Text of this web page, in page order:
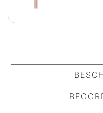
De Ordo Sonic+
ultieme oplossing voor